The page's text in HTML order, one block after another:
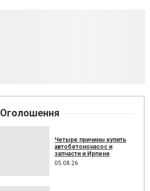
Оголошення
Четыре причины купить
автобетононасос и
запчасти и Ирпене
05.08.26